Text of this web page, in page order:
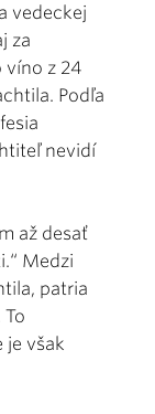
vedeckej
za
víno z 24
Podľa
nevidí
až desať
Medzi
patria
je však